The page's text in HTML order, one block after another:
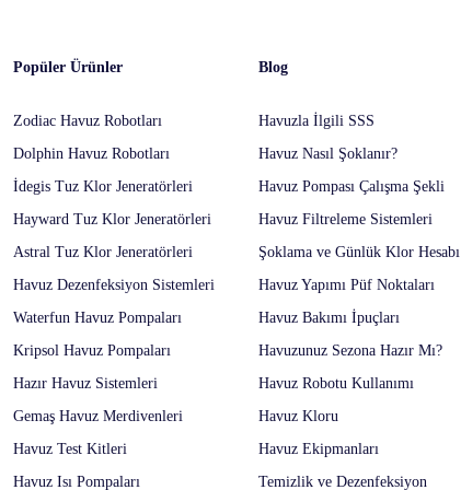
Popüler Ürünler
Zodiac Havuz Robotları
Dolphin Havuz Robotları
İdegis Tuz Klor Jeneratörleri
Hayward Tuz Klor Jeneratörleri
Astral Tuz Klor Jeneratörleri
Havuz Dezenfeksiyon Sistemleri
Waterfun Havuz Pompaları
Kripsol Havuz Pompaları
Hazır Havuz Sistemleri
Gemaş Havuz Merdivenleri
Havuz Test Kitleri
Havuz Isı Pompaları
Blog
Havuzla İlgili SSS
Havuz Nasıl Şoklanır?
Havuz Pompası Çalışma Şekli
Havuz Filtreleme Sistemleri
Şoklama ve Günlük Klor Hesabı
Havuz Yapımı Püf Noktaları
Havuz Bakımı İpuçları
Havuzunuz Sezona Hazır Mı?
Havuz Robotu Kullanımı
Havuz Kloru
Havuz Ekipmanları
Temizlik ve Dezenfeksiyon